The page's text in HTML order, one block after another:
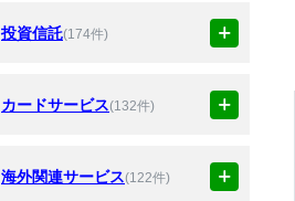
投資信託(174件)
カードサービス(132件)
海外関連サービス(122件)